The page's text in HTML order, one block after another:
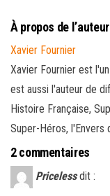
À propos de l’auteur
Xavier Fournier
Xavier Fournier est
est aussi l'auteur de
Histoire Française,
Super-Héros, l'Envers
2 commentaires
Priceless dit :